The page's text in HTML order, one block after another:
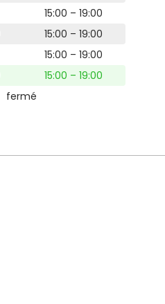
15:00 – 19:00
15:00 – 19:00
15:00 – 19:00
15:00 – 19:00
fermé